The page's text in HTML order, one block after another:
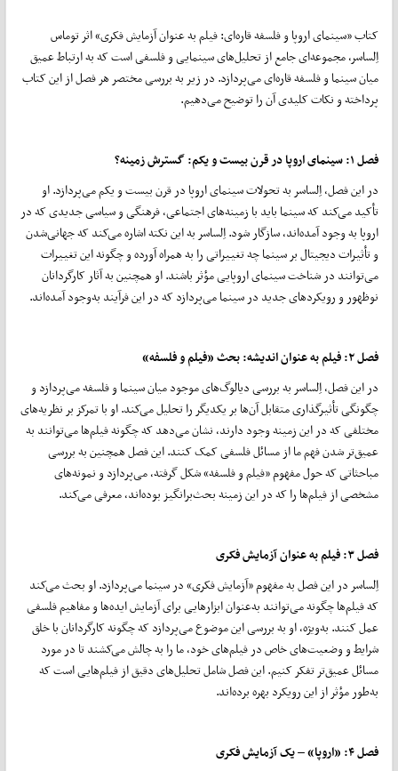
کتاب «سینمای اروپا و فلسفه قاره‌ای: فیلم به عنوان آزمایش فکری» اثر توماس
اِلساسر، مجموعه‌ای جامع از تحلیل‌های سینمایی و فلسفی است که به ارتباط عمیق
میان سینما و فلسفه قاره‌ای می‌پردازد. در زیر به بررسی مختصر هر فصل از این کتاب
پرداخته و نکات کلیدی آن را توضیح می‌دهیم.
فصل۱: سینمای اروپا در قرن بیست و یکم: گسترش زمینه؟
در این فصل، اِلساسر به تحولات سینمای اروپا در قرن بیست و یکم می‌پردازد. او
تأکید می‌کند که سینما باید با زمینه‌های اجتماعی، فرهنگی و سیاسی جدیدی که در
اروپا به وجود آمده‌اند، سازگار شود. اِلساسر به این نکته اشاره می‌کند که جهانی‌شدن
و تأثیرات دیجیتال بر سینما چه تغییراتی را به همراه آورده و چگونه این تغییرات
می‌توانند در شناخت سینمای اروپایی مؤثر باشند. او همچنین به آثار کارگردانان
نوظهور و رویکردهای جدید در سینما می‌پردازد که در این فرآیند به‌وجود آمده‌اند.
فصل۲: فیلم به عنوان اندیشه: بحث «فیلم و فلسفه»
در این فصل، اِلساسر به بررسی دیالوگ‌های موجود میان سینما و فلسفه می‌پردازد و
چگونگی تأثیرگذاری متقابل آن‌ها بر یکدیگر را تحلیل می‌کند. او با تمرکز بر نظریه‌های
مختلفی که در این زمینه وجود دارند، نشان می‌دهد که چگونه فیلم‌ها می‌توانند به
عمیق‌تر شدن فهم ما از مسائل فلسفی کمک کنند. این فصل همچنین به بررسی
مباحثاتی که حول مفهوم «فیلم و فلسفه» شکل گرفته، می‌پردازد و نمونه‌های
مشخصی از فیلم‌ها را که در این زمینه بحث‌برانگیز بوده‌اند، معرفی می‌کند.
فصل۳: فیلم به عنوان آزمایش فکری
اِلساسر در این فصل به مفهوم «آزمایش فکری» در سینما می‌پردازد. او بحث می‌کند
که فیلم‌ها چگونه می‌توانند به‌عنوان ابزارهایی برای آزمایش ایده‌ها و مفاهیم فلسفی
عمل کنند. به‌ویژه، او به بررسی این موضوع می‌پردازد که چگونه کارگردانان با خلق
شرایط و وضعیت‌های خاص در فیلم‌های خود، ما را به چالش می‌کشند تا در مورد
مسائل عمیق‌تر تفکر کنیم. این فصل شامل تحلیل‌های دقیق از فیلم‌هایی است که
به‌طور مؤثر از این رویکرد بهره برده‌اند.
فصل۴: « اروپا»–یک آزمایش فکری